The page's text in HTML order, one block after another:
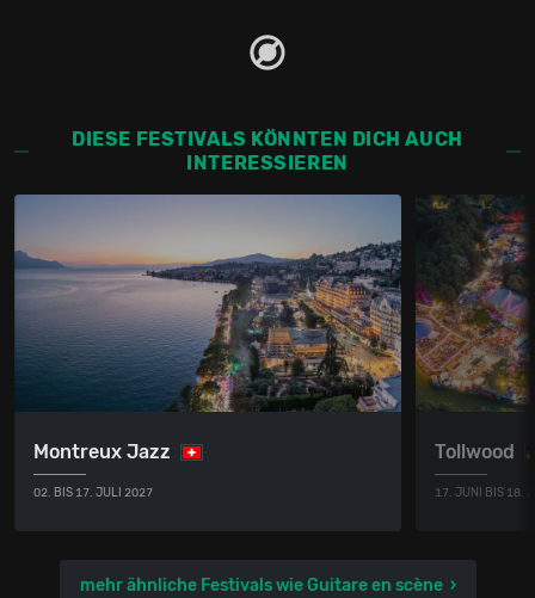
DIESE FESTIVALS KÖNNTEN DICH AUCH
INTERESSIEREN
Montreux Jazz
02. BIS 17. JULI 2027
Tollwood
17. JUNI BIS 18.
mehr ähnliche Festivals wie Guitare en scène